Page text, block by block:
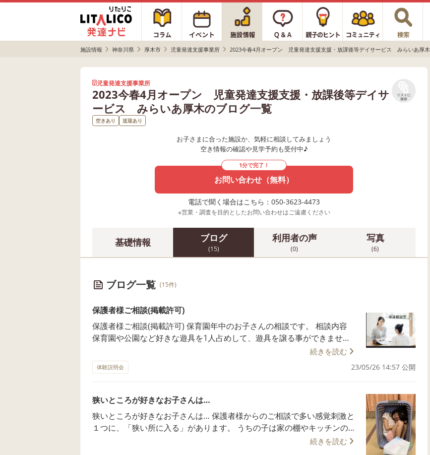
施設情報 神奈川県 厚木市 児童発達支援事業所 2023今春4月オープン 児童発達支援支援・放課後等デイサービス みらいあ厚木
児童発達支援事業所
2023今春4月オープン 児童発達支援支援・放課後等デイサ
ービス みらいあ厚木のブログ一覧
リストに
保存
空きあり 送迎あり
お子さまに合った施設か、気軽に相談してみましょう
空き情報の確認や見学予約も受付中♪
1分で完了！
お問い合わせ（無料）
電話で聞く場合はこちら：050-3623-4473
※営業・調査を目的としたお問い合わせはご遠慮ください
基礎情報 ブログ
(15)
利用者の声
(0)
写真
(6)
ブログ一覧 (15件)
保護者様ご相談(掲載許可)
保護者様ご相談(掲載許可) 保育園年中のお子さんの相談です。 相談内容
保育園や公園など好きな遊具を1人占めして、遊具を譲る事ができませ
ところに上ったり、とても動く事が好きなお子さんです。 相談解答 遊び
を譲るためには、前庭覚の発達が必要です。 この感覚の中に、「右脳と左
脳をうまく繋ぐ」役割があります。 右脳が妥協脳で左脳が拘り脳です。
左脳が強く、右脳に繋げないお子さんは、自分が好きな遊具を譲る事が理
分からないのです。 ですから、遊びを譲ってあげることは困難です。 で
は、どうしたら良いのか？ 前庭覚は、上る下りる、飛ぶ、走る、回るなど
続きを読む
体験説明会 23/05/26 14:57 公開
狭いところが好きなお子さんは…
狭いところが好きなお子さんは… 保護者様からのご相談で多い感覚刺激と
１つに、「狭い所に入る」があります。 うちの子は家の棚やキッチンのキ
ャビネットなど狭い所に入りたがります。 なぜですか？気になるので…と
続きを読む